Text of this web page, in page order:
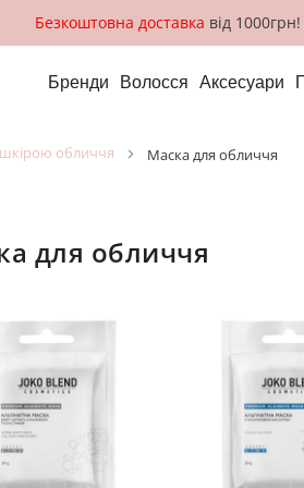
Безкоштовна доставка від 1000грн!
Бренди Волосся Аксесуари
шкірою обличчя маска для обличчя
для обличчя